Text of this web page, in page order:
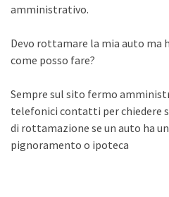
amministrativo.
Devo rottamare la mia auto
come posso fare?
Sempre sul sito fermo
telefonici contatti per chiedere
di rottamazione se un auto ha
pignoramento o ipoteca